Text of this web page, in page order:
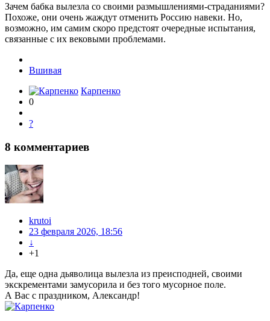
Зачем бабка вылезла со своими размышлениями-страданиями?
Похоже, они очень жаждут отменить Россию навеки. Но,
возможно, им самим скоро предстоят очередные испытания,
связанные с их вековыми проблемами.
Вшивая
Карпенко
0
?
8 комментариев
krutoi
23 февраля 2026, 18:56
↓
+1
Да, еще одна дьяволица вылезла из преисподней, своими
экскрементами замусорила и без того мусорное поле.
А Вас с праздником, Александр!